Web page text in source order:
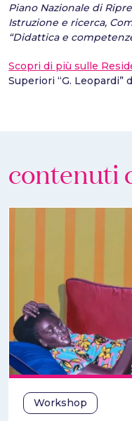
Piano Nazionale di
Istruzione e ricerca,
“Didattica e
Scopri di più sulle
Superiori “G. Leopardi”
contenuti
Workshop